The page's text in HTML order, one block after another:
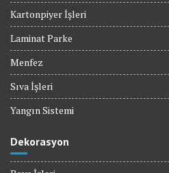
Kartonpiyer İşleri
Laminat Parke
Menfez
Sıva İşleri
Yangın Sistemi
Dekorasyon